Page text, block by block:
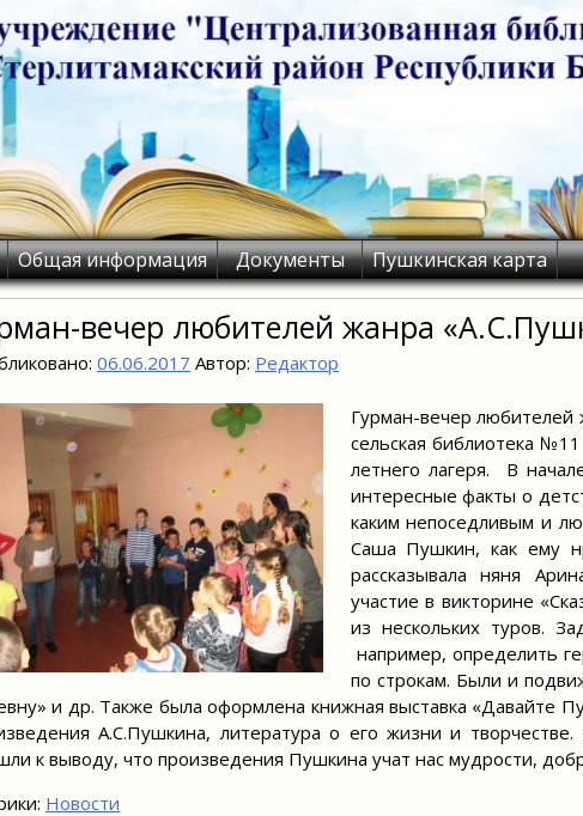
Общая информация Документы Пушкинская карта
вечер любителей жанра
06.06.2017 Автор: Редактор
Гурман-вечер любителей
сельская библиотека
летнего лагеря. В
интересные факты о
каким непоседливым и
Саша Пушкин, как ему
рассказывала няня
участие в викторине
из нескольких туров.
например, определить
по строкам. Были и
и др. Также была оформлена книжная выставка «Давайте
А.С.Пушкина, литература о его жизни и
к выводу, что произведения Пушкина учат нас мудрости,
Новости